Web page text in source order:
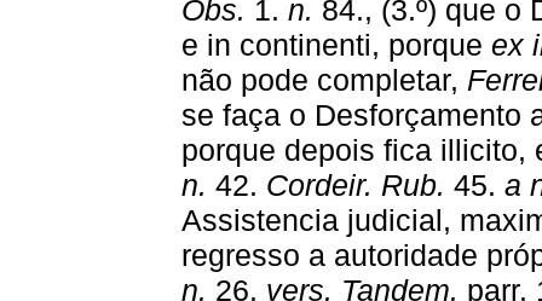
Obs. 1. n. 84., (3.º) que o
e in continenti, porque ex
não pode completar,
se faça o Desforçamento
porque depois fica illicito,
n. 42. Cordeir. Rub. 45. a
Assistencia judicial,
regresso a autoridade
n. 26. vers. Tandem. parr.